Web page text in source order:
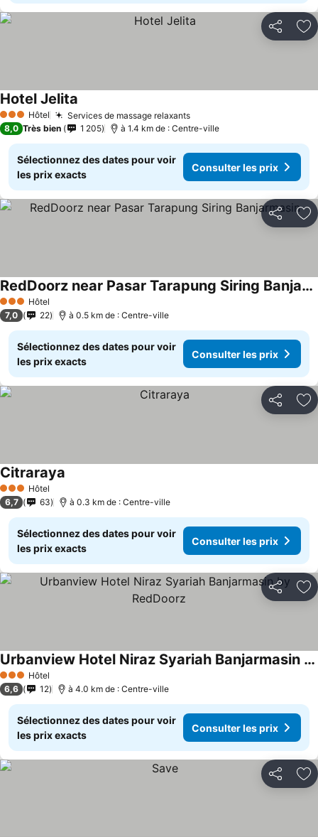
Partager
3 ÉtoilesHôtel Services de massage relaxants
Hotel Jelita
8,0 Très bien 1 205 à 1.4 km de : Centre-ville
Sélectionnez des dates pour voir
les prix exacts
Consulter les prix
Partager
3 ÉtoilesHôtel
RedDoorz near Pasar Tarapung Siring Banjarmasin
7,0 22 à 0.5 km de : Centre-ville
Sélectionnez des dates pour voir
les prix exacts
Consulter les prix
Partager
3 ÉtoilesHôtel
Citraraya
6,7 63 à 0.3 km de : Centre-ville
Sélectionnez des dates pour voir
les prix exacts
Consulter les prix
Partager
3 ÉtoilesHôtel
Urbanview Hotel Niraz Syariah Banjarmasin by RedDoorz
6,6 12 à 4.0 km de : Centre-ville
Sélectionnez des dates pour voir
les prix exacts
Consulter les prix
Partager